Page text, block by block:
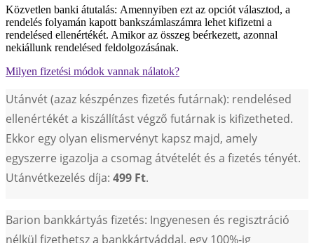
Közvetlen banki átutalás: Amennyiben ezt az opciót választod, a
rendelés folyamán kapott bankszámlaszámra lehet kifizetni a
rendelésed ellenértékét. Amikor az összeg beérkezett, azonnal
nekiállunk rendelésed feldolgozásának.
Milyen fizetési módok vannak nálatok?
Utánvét (azaz készpénzes fizetés futárnak): rendelésed
ellenértékét a kiszállítást végző futárnak is kifizetheted.
Ekkor egy olyan elismervényt kapsz majd, amely
egyszerre igazolja a csomag átvételét és a fizetés tényét.
Utánvétkezelés díja: 499 Ft.
Barion bankkártyás fizetés: Ingyenesen és regisztráció
nélkül fizethetsz a bankkártyáddal, egy 100%-ig